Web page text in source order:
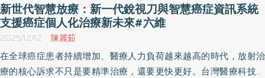
新世代智慧放療：新一代銳視刀與智慧癌症資訊系統
支援癌症個人化治療新未來#六維
2025/12/12 陳麗茹
在全球癌症患者持續增加、醫療人力負荷越來越高的時代，放射治
療的核心訴求不只是要精準治療，還要更快更好。台灣醫療科技展